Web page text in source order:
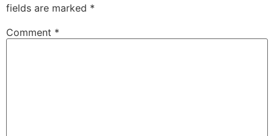
fields are marked *
Comment *